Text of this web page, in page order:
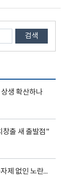
검색
생 확산하나
창출 새 출발점"
오피니언 이철승의 이슈진단 정규직 노조 양보·자제 없인 노란봉투법 작동 않는다